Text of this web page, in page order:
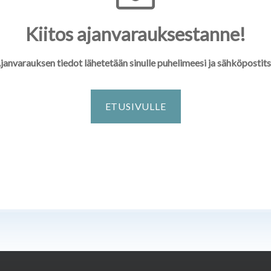
Kiitos ajanvarauksestanne!
tiedot lähetetään sinulle puhelimeesi ja
ETUSIVULLE